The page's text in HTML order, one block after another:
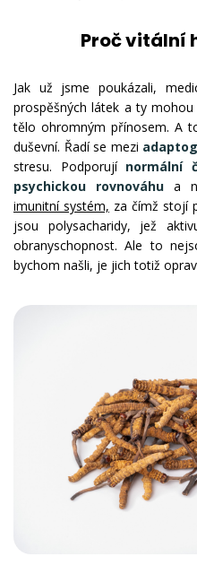
Proč vitální
Jak už jsme poukázali,
prospěšných látek a ty
tělo ohromným přínosem. A
duševní. Řadí se mezi
stresu. Podporují normální
psychickou rovnováhua
imunitní systém, za čímž stojí
jsou polysacharidy, jež
obranyschopnost. Ale to
bychom našli, je jich totiž